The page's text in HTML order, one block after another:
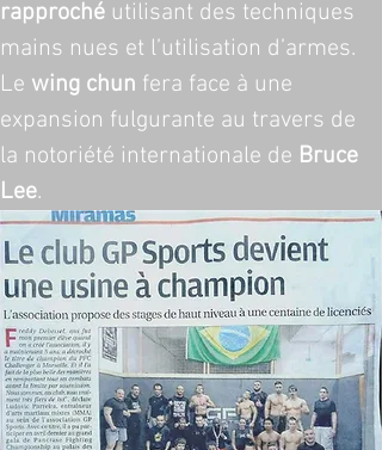
rapproché utilisant des techniques
mains nues et l’utilisation d’armes.
Le wing chun fera face à une
expansion fulgurante au travers de
la notoriété internationale de Bruce
Lee.